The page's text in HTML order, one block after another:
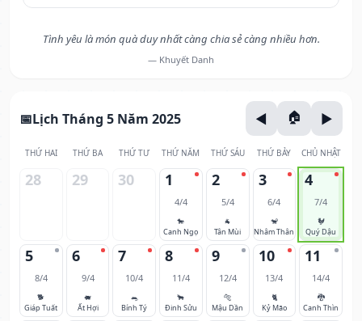
Tình yêu là món quà duy nhất càng chia sẻ càng nhiều hơn.
— Khuyết Danh
Lịch Tháng 5 Năm 2025
THỨ HAI THỨ BA THỨ TƯ THỨ NĂM THỨ SÁU THỨ BẢY CHỦ NHẬT
28 29 30 1
4/4
🐎
Canh Ngọ
2
5/4
🐐
Tân Mùi
3
6/4
🐒
Nhâm Thân
4
7/4
🐓
Quý Dậu
5
8/4
🐕
Giáp Tuất
6
9/4
🐖
Ất Hợi
7
10/4
🐀
Bính Tý
8
11/4
🐂
Đinh Sửu
9
12/4
🐅
Mậu Dần
10
13/4
🐈
Kỷ Mão
11
14/4
🐉
Canh Thìn